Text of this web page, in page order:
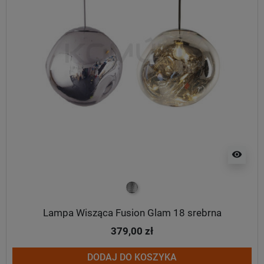
visibility
srebrny
Lampa Wisząca Fusion Glam 18 srebrna
379,00 zł
DODAJ DO KOSZYKA